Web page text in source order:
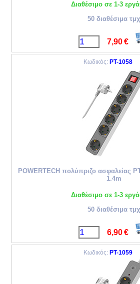
Διαθέσιμο σε 1-3
50 διαθέσιμα τμχ
7,90 €
Κωδικός: PT-1058
POWERTECH πολύπριζο ασφαλείας
1.4m
Διαθέσιμο σε 1-3
50 διαθέσιμα τμχ
6,90 €
Κωδικός: PT-1059